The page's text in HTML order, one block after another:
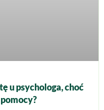
u psychologa, choć